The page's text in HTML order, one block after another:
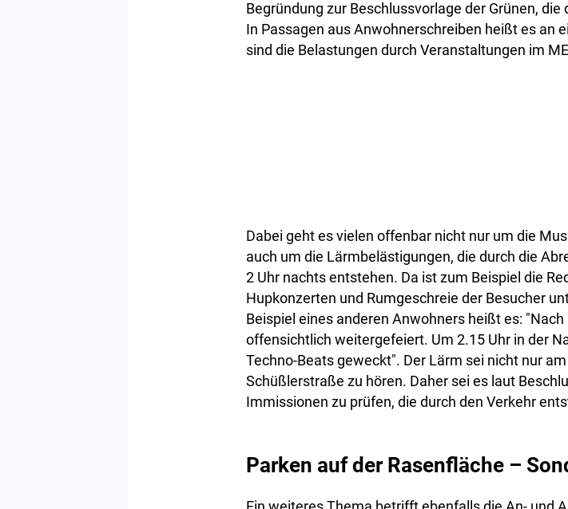
Begründung zur Beschlussvorlage der Grünen,
In Passagen aus Anwohnerschreiben heißt es an
sind die Belastungen durch Veranstaltungen im
Dabei geht es vielen offenbar nicht nur um die
auch um die Lärmbelästigungen, die durch die
2 Uhr nachts entstehen. Da ist zum Beispiel die
Hupkonzerten und Rumgeschreie der Besucher
Beispiel eines anderen Anwohners heißt es:
offensichtlich weitergefeiert. Um 2.15 Uhr in der
Techno-Beats geweckt". Der Lärm sei nicht nur
Schüßlerstraße zu hören. Daher sei es laut
Immissionen zu prüfen, die durch den Verkehr
Parken auf der Rasenfläche –